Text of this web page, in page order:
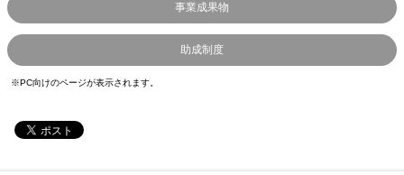
事業成果物
助成制度
※PC向けのページが表示されます。